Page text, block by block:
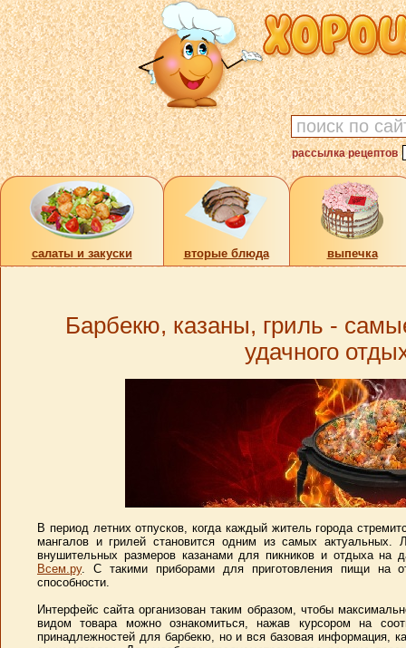
рассылка рецептов
cалаты и закуски вторые блюда выпечка
Барбекю, казаны, гриль -
удачного
В период летних отпусков, когда каждый житель города
мангалов и грилей становится одним из самых актуальных.
внушительных размеров казанами для пикников и отдыха на
Всем.ру. С такими приборами для приготовления пищи на
способности.
Интерфейс сайта организован таким образом, чтобы
видом товара можно ознакомиться, нажав курсором на
принадлежностей для барбекю, но и вся базовая информация,